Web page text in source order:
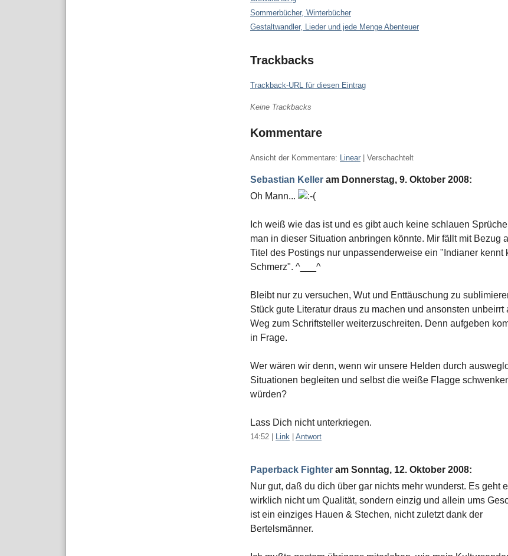
Sommerbücher, Winterbücher
Gestaltwandler, Lieder und jede Menge Abenteuer
Trackbacks
Trackback-URL für diesen Eintrag
Keine Trackbacks
Kommentare
Ansicht der Kommentare: Linear | Verschachtelt
Sebastian Keller am Donnerstag, 9. Oktober 2008:
Oh Mann...
Ich weiß wie das ist und es gibt auch keine schlauen
man in dieser Situation anbringen könnte. Mir fällt mit Bezug
Titel des Postings nur unpassenderweise ein "Indianer kennt
Schmerz". ^___^
Bleibt nur zu versuchen, Wut und Enttäuschung zu
Stück gute Literatur draus zu machen und ansonsten unbeirrt
Weg zum Schriftsteller weiterzuschreiten. Denn aufgeben
in Frage.
Wer wären wir denn, wenn wir unsere Helden durch
Situationen begleiten und selbst die weiße Flagge
würden?
Lass Dich nicht unterkriegen.
14:52 Link Antwort
Paperback Fighter am Sonntag, 12. Oktober 2008:
Nur gut, daß du dich über gar nichts mehr wunderst. Es geht
wirklich nicht um Qualität, sondern einzig und allein ums
ist ein einziges Hauen & Stechen, nicht zuletzt dank der
Bertelsmänner.